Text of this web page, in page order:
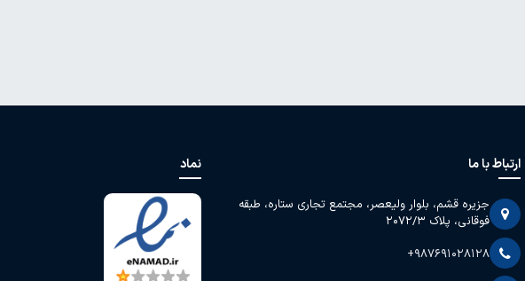
ارتباط با ما
جزیره قشم، بلوار ولیعصر، مجتمع تجاری ستاره، طبقه
فوقانی، پلاک 2072/3
+987691028128
نماد